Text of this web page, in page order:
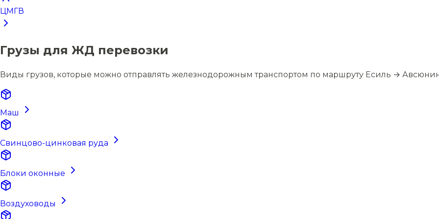
ЦМГВ
Грузы для ЖД перевозки
Виды грузов, которые можно отправлять железнодорожным транспортом по маршруту Есиль →
Маш
Свинцово-цинковая руда
Блоки оконные
Воздуховоды